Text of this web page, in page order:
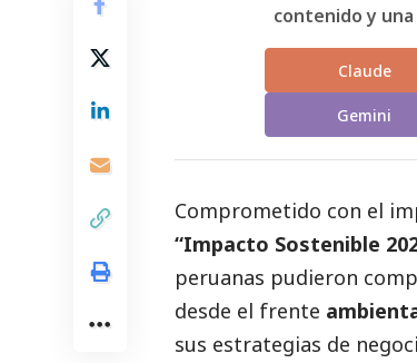
contenido y
Claude
Gemini
Comprometido con el
“Impacto Sostenible
peruanas pudieron
desde el frente
sus estrategias de